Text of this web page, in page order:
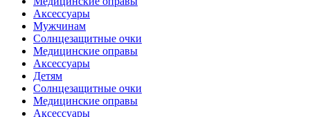
Аксессуары
Мужчинам
Солнцезащитные очки
Медицинские оправы
Аксессуары
Детям
Солнцезащитные очки
Медицинские оправы
Аксессуары